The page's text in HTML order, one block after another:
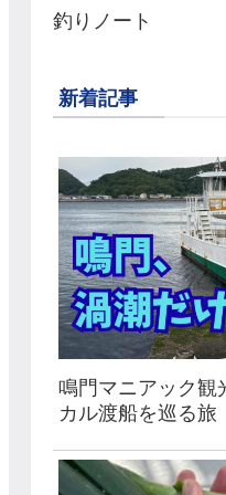
釣りノート
新着記事
鳴門マニアック観
カル渡船を巡る旅